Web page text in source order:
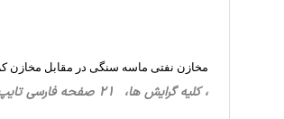
مخازن نفتی ماسه سنگی در مقابل مخازن
، کلیه گرایش ها، 21 صفحه فارسی تایپ شده ، 686 کیلو بایت WORD